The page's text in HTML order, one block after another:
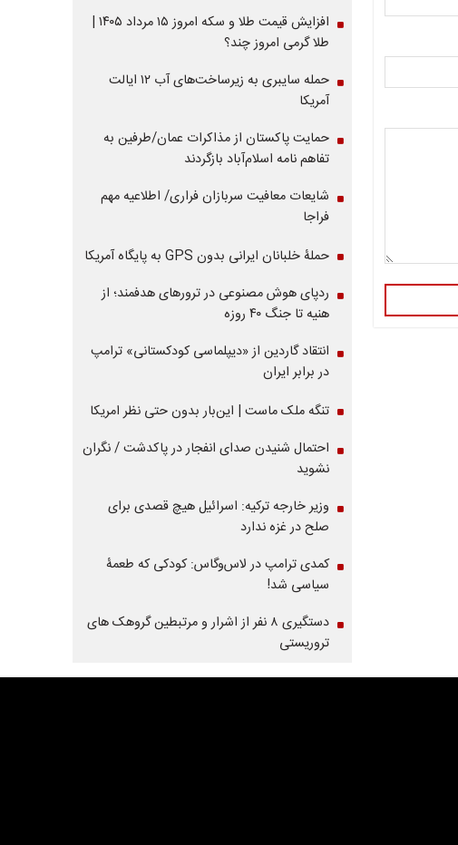
افزایش قیمت طلا و سکه امروز ۱۵ مرداد ۱۴۰۵ |
طلا گرمی امروز چند؟
حمله سایبری به زیرساخت‌های آب ۱۲ ایالت
آمریکا
حمایت پاکستان از مذاکرات عمان/طرفین به
تفاهم نامه اسلام‌آباد بازگردند
شایعات معافیت سربازان فراری/ اطلاعیه مهم
فراجا
حملۀ خلبانان ایرانی بدون GPS به پایگاه آمریکا
ردپای هوش مصنوعی در ترورهای هدفمند؛ از
هنیه تا جنگ ۴۰ روزه
انتقاد گاردین از «دیپلماسی کودکستانی» ترامپ
در برابر ایران
تنگه ملک ماست | این‌بار بدون حتی نظر امریکا
احتمال شنیدن صدای انفجار در پاکدشت / نگران
نشوید
وزیر خارجه ترکیه: اسرائیل هیچ قصدی برای
صلح در غزه ندارد
کمدی ترامپ در لاس‌وگاس: کودکی که طعمۀ
سیاسی شد!
دستگیری ۸ نفر از اشرار و مرتبطین گروهک های
تروریستی